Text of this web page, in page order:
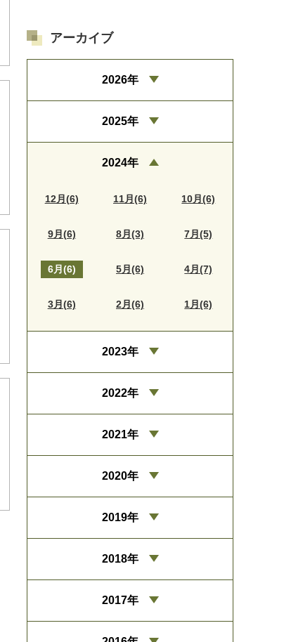
アーカイブ
2026年
2025年
2024年
12月(6) 11月(6) 10月(6)
9月(6) 8月(3) 7月(5)
6月(6) 5月(6) 4月(7)
3月(6) 2月(6) 1月(6)
2023年
2022年
2021年
2020年
2019年
2018年
2017年